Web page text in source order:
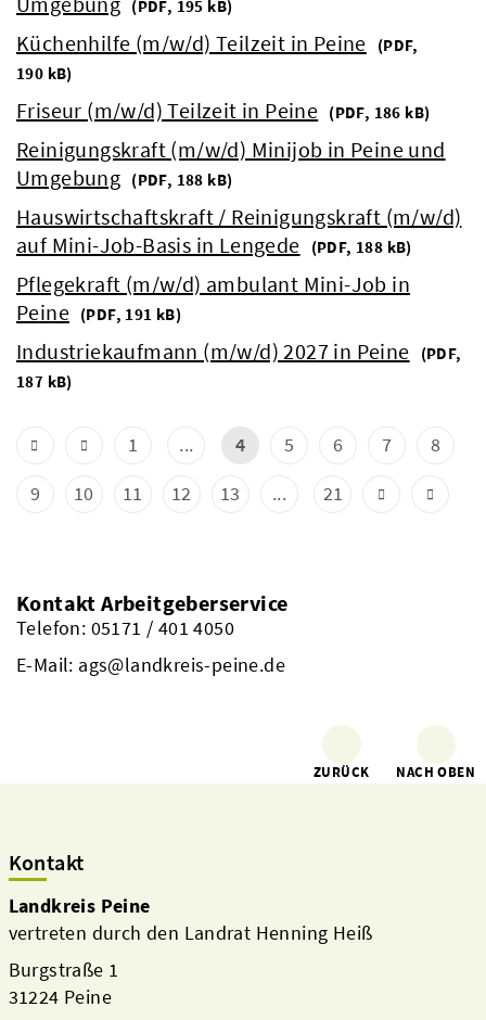
(PDF, 195 kB)
Küchenhilfe (m/w/d) Teilzeit in Peine (PDF,
190 kB)
Friseur (m/w/d) Teilzeit in Peine (PDF, 186 kB)
Reinigungskraft (m/w/d) Minijob in Peine und
Umgebung (PDF, 188 kB)
Hauswirtschaftskraft / Reinigungskraft (m/w/d)
auf Mini-Job-Basis in Lengede
(PDF, 188 kB)
Pflegekraft (m/w/d) ambulant Mini-Job in
Peine (PDF, 191 kB)
Industriekaufmann (m/w/d) 2027 in Peine (PDF,
187 kB)
1 ... 4 5 6 7
8
9
10 11 12 13 ... 21
Kontakt Arbeitgeberservice
Telefon: 05171 / 401 4050
E-Mail: ags@landkreis-peine.de
ZURÜCK NACH OBEN
Kontakt
Landkreis Peine
vertreten durch den Landrat Henning Heiß
Burgstraße 1
31224 Peine